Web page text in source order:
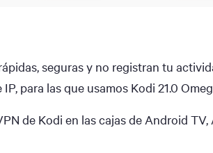
seguras y no registran tu
para las que usamos Kodi 21.0
de Kodi en las cajas de Android